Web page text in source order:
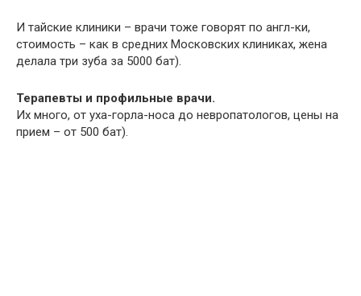
И тайские клиники – врачи тоже говорят по англ-ки,
стоимость – как в средних Московских клиниках, жена
делала три зуба за 5000 бат).
Терапевты и профильные врачи.
Их много, от уха-горла-носа до невропатологов, цены на
прием – от 500 бат).